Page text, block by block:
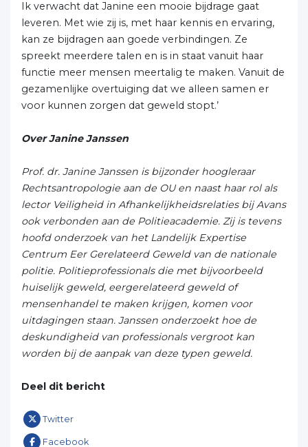
Ik verwacht dat Janine een mooie bijdrage gaat
leveren. Met wie zij is, met haar kennis en ervaring,
kan ze bijdragen aan goede verbindingen. Ze
spreekt meerdere talen en is in staat vanuit haar
functie meer mensen meertalig te maken. Vanuit de
gezamenlijke overtuiging dat we alleen samen er
voor kunnen zorgen dat geweld stopt.’
Over Janine Janssen
Prof. dr. Janine Janssen is bijzonder hoogleraar
Rechtsantropologie aan de OU en naast haar rol als
lector Veiligheid in Afhankelijkheidsrelaties bij Avans
ook verbonden aan de Politieacademie. Zij is tevens
hoofd onderzoek van het Landelijk Expertise
Centrum Eer Gerelateerd Geweld van de nationale
politie. Politieprofessionals die met bijvoorbeeld
huiselijk geweld, eergerelateerd geweld of
mensenhandel te maken krijgen, komen voor
uitdagingen staan. Janssen onderzoekt hoe de
deskundigheid van professionals vergroot kan
worden bij de aanpak van deze typen geweld.
Deel dit bericht
Twitter
Facebook